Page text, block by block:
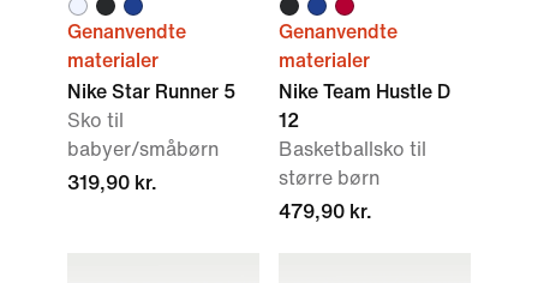
Genanvendte
materialer
Nike Star Runner 5
Sko til
babyer/småbørn
319,90 kr.
Genanvendte
materialer
Nike Team Hustle D
12
Basketballsko til
større børn
479,90 kr.